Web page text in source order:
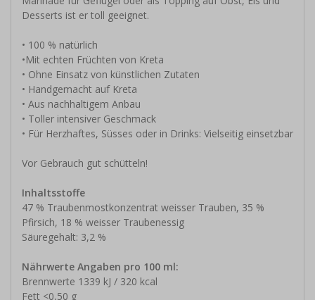
Desserts ist er toll geeignet.
• 100 % natürlich
•Mit echten Früchten von Kreta
• Ohne Einsatz von künstlichen Zutaten
• Handgemacht auf Kreta
• Aus nachhaltigem Anbau
• Toller intensiver Geschmack
• Für Herzhaftes, Süsses oder in Drinks: Vielseitig einsetzbar
Vor Gebrauch gut schütteln!
Inhaltsstoffe
47 % Traubenmostkonzentrat weisser Trauben, 35 %
Pfirsich, 18 % weisser Traubenessig
Säuregehalt: 3,2 %
Nährwerte Angaben pro 100 ml:
Brennwerte 1339 kJ / 320 kcal
Fett <0,50 g